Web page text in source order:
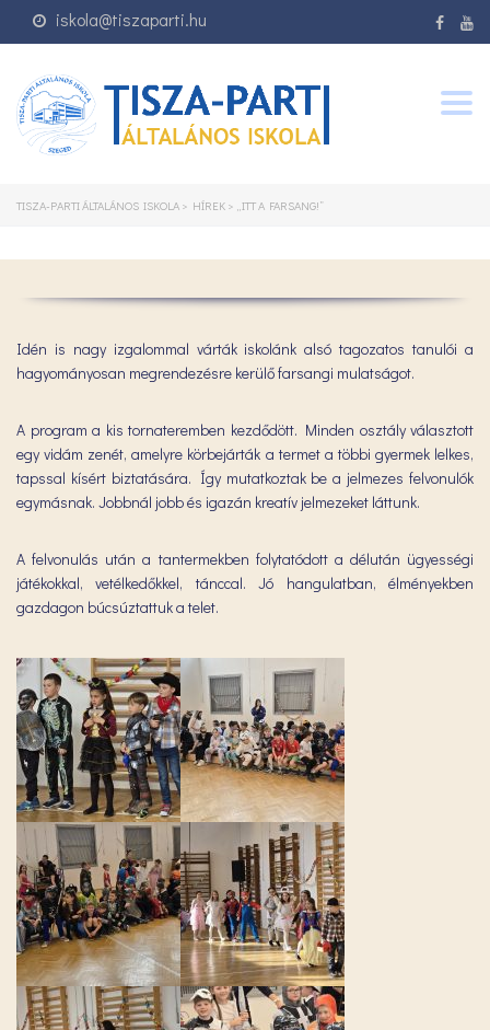
iskola@tiszaparti.hu
TISZA-PARTI ÁLTALÁNOS ISKOLA > HÍREK > „ITT A FARSANG!”
Idén is nagy izgalommal várták iskolánk alsó tagozatos tanulói a
hagyományosan megrendezésre kerülő farsangi mulatságot.
A program a kis tornateremben kezdődött. Minden osztály választott
egy vidám zenét, amelyre körbejárták a termet a többi gyermek lelkes,
tapssal kísért biztatására. Így mutatkoztak be a jelmezes felvonulók
egymásnak. Jobbnál jobb és igazán kreatív jelmezeket láttunk.
A felvonulás után a tantermekben folytatódott a délután ügyességi
játékokkal, vetélkedőkkel, tánccal. Jó hangulatban, élményekben
gazdagon búcsúztattuk a telet.